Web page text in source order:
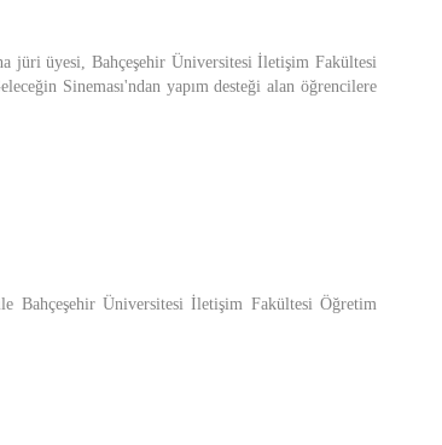
jüri üyesi, Bahçeşehir Üniversitesi İletişim Fakültesi
Sineması'ndan yapım desteği alan öğrencilere
Bahçeşehir Üniversitesi İletişim Fakültesi Öğretim